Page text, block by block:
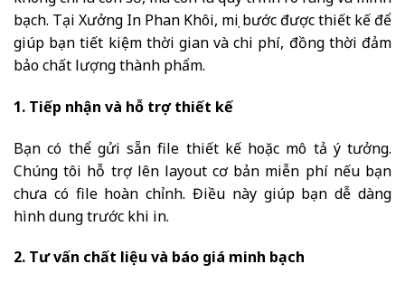
bạch. Tại Xưởng In Phan Khôi, mọi bước được thiết kế để
giúp bạn tiết kiệm thời gian và chi phí, đồng thời đảm
bảo chất lượng thành phẩm.
1. Tiếp nhận và hỗ trợ thiết kế
Bạn có thể gửi sẵn file thiết kế hoặc mô tả ý tưởng.
Chúng tôi hỗ trợ lên layout cơ bản miễn phí nếu bạn
chưa có file hoàn chỉnh. Điều này giúp bạn dễ dàng
hình dung trước khi in.
2. Tư vấn chất liệu và báo giá minh bạch